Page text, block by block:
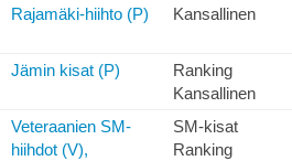
Rajamäki-hiihto (P) Kansallinen
Jämin kisat (P)
Ranking
Kansallinen
Veteraanien SM-
hiihdot (V),
SM-kisat
Ranking